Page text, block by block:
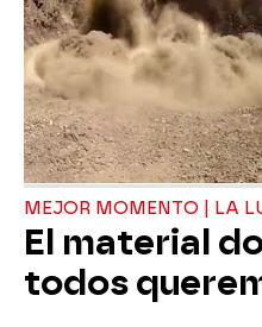
MEJOR MOMENTO | LA
El material
todos